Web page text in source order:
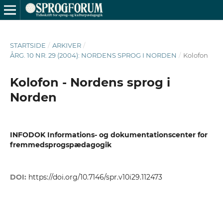
STARTSIDE / ARKIVER /
ÅRG. 10 NR. 29 (2004): NORDENS SPROG I NORDEN / Kolofon
Kolofon - Nordens sprog i
Norden
INFODOK Informations- og dokumentationscenter for
fremmedsprogspædagogik
DOI: https://doi.org/10.7146/spr.v10i29.112473